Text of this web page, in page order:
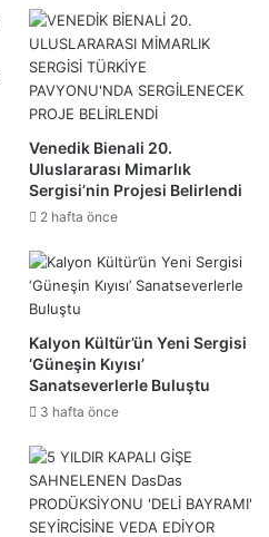
Venedik Bienali 20.
Uluslararası Mimarlık
Sergisi’nin Projesi Belirlendi
2 hafta önce
Kalyon Kültür’ün Yeni Sergisi
‘Güneşin Kıyısı’
Sanatseverlerle Buluştu
3 hafta önce